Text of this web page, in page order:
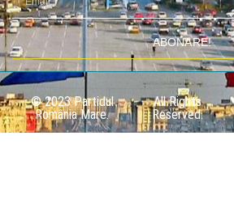
ABONARE!
© 2023 Partidul
România Mare.
All Rights
Reserved.